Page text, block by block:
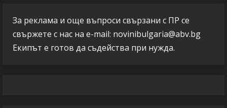
За реклама и още въпроси свързани с ПР се
свържете с нас на e-mail: novinibulgaria@abv.bg
Екипът е готов да съдейства при нужда.